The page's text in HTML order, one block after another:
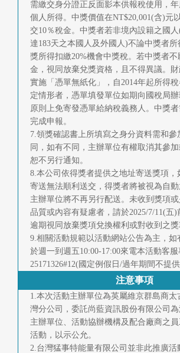
需繳交身分證正反面影本供報稅使用，
個人所得。中獎價值在NT$20,001(含)元
交10％稅金。中獎者若非境內設籍之國
達183天之本國人及外國人)不論中獎者
獎所得扣繳20%機會中獎稅。若中獎者
金，視同放棄兌獎資格，且不得異議。
實施「憑單無紙化」，自2014年起所得
定情形者，憑單填發單位如期向國稅局辦
原則上免寄發憑單給納稅義務人。中獎
完成申報。
7.領獎確認書上所填寫之身分資料需和參
同，如有不同，主辦單位有權取消其參
恕不另行通知。
8.本公司依得獎者提供之地址寄送獎項，
寄送無法順利送交，得獎者將被視為自動
主辦單位將不再另行配送。未收到獎項
品質或內容有疑慮者，請於2025/7/11(五)
逾期視同放棄獎項兌換權利或對收到之獎
9.相關活動規範以活動網站公告為主，
於週一到週五10:00-17:00來電本活動客服
25171326#12(國定例假日/過年期間不提
注意事項
1.本次活動主辦單位為英屬維京群島商太
灣分公司，委託尚藍資訊股份有限公司為
主辦單位、活動協辦機構及配合廠商之
活動，以示公允。
2.台灣猛事特能量有限公司並非此推廣活